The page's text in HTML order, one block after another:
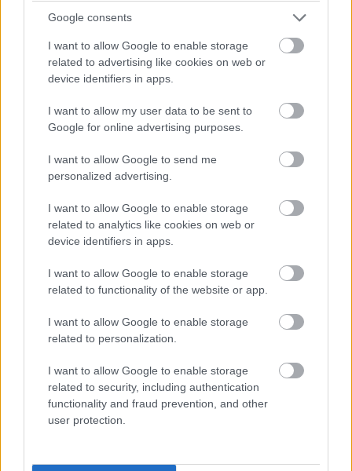
Google consents
I want to allow Google to enable storage
related to advertising like cookies on web or
device identifiers in apps.
I want to allow my user data to be sent to
Google for online advertising purposes.
I want to allow Google to send me
personalized advertising.
I want to allow Google to enable storage
related to analytics like cookies on web or
device identifiers in apps.
I want to allow Google to enable storage
related to functionality of the website or app.
I want to allow Google to enable storage
related to personalization.
I want to allow Google to enable storage
related to security, including authentication
functionality and fraud prevention, and other
user protection.